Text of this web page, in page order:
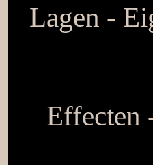
Lagen -
Effecten